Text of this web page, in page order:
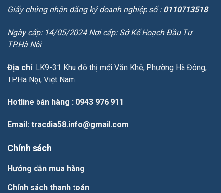
Giấy chứng nhận đăng ký doanh nghiệp số : 0110713518
Ngày cấp: 14/05/2024 Nơi cấp: Sở Kế Hoạch Đầu Tư
TP.Hà Nội
Địa chỉ: LK9-31 Khu đô thị mới Văn Khê, Phường Hà Đông,
TP.Hà Nội, Việt Nam
Hotline bán hàng : 0943 976 911
Email : tracdia58.info@gmail.com
Chính sách
Hướng dẫn mua hàng
Chính sách thanh toán